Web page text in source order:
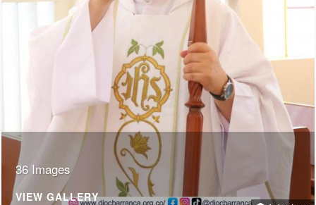
36 Images
VIEW GALLERY